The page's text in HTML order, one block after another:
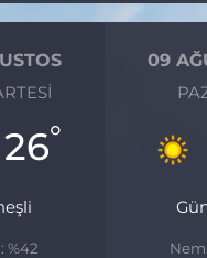
26°
%42
09